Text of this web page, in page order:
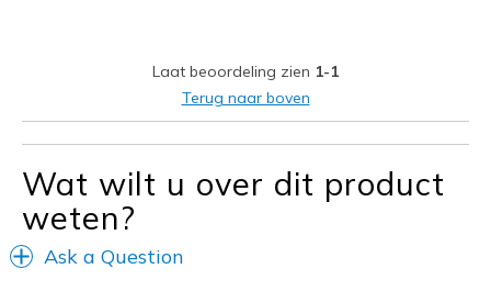
Travel
Width
Feels true to width
Laat beoordeling zien 1-1
Terug naar boven
Wat wilt u over dit product
weten?
Ask a Question